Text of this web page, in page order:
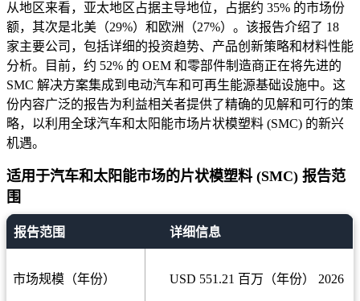
从地区来看，亚太地区占据主导地位，占据约 35% 的市场份
额，其次是北美（29%）和欧洲（27%）。该报告介绍了 18
家主要公司，包括详细的投资趋势、产品创新策略和材料性能
分析。目前，约 52% 的 OEM 和零部件制造商正在将先进的
SMC 解决方案集成到电动汽车和可再生能源基础设施中。这
份内容广泛的报告为利益相关者提供了精确的见解和可行的策
略，以利用全球汽车和太阳能市场片状模塑料 (SMC) 的新兴
机遇。
适用于汽车和太阳能市场的片状模塑料 (SMC) 报告范
围
报告范围 详细信息
市场规模（年份） USD 551.21 百万（年份） 2026